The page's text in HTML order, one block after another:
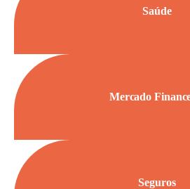
Saúde
Mercado
Seguros